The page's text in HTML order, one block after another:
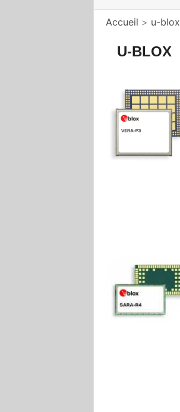
Accueil > u-blox
U-BLOX